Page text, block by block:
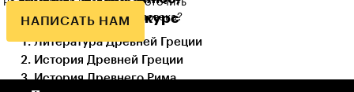
на прочность идея сосредоточить
власть в руках одного человека?
которые входят в курс
Литература Древней Греции
История Древней Греции
История Древнего Рима
НАПИСАТЬ НАМ